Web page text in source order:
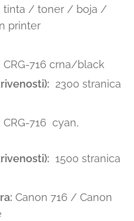
tinta / toner / boja /
printer
716 crna/black
2300 stranica
716 cyan,
1500 stranica
Canon 716 / Canon